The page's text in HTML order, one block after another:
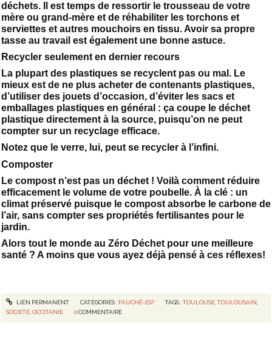
déchets. Il est temps de ressortir le trousseau de votre
mère ou grand-mère et de réhabiliter les torchons et
serviettes et autres mouchoirs en tissu. Avoir sa propre
tasse au travail est également une bonne astuce.
Recycler seulement en dernier recours
La plupart des plastiques se recyclent pas ou mal. Le
mieux est de ne plus acheter de contenants plastiques,
d’utiliser des jouets d’occasion, d’éviter les sacs et
emballages plastiques en général : ça coupe le déchet
plastique directement à la source, puisqu’on ne peut
compter sur un recyclage efficace.
Notez que le verre, lui, peut se recycler à l’infini.
Composter
Le compost n’est pas un déchet ! Voilà comment réduire
efficacement le volume de votre poubelle. À la clé : un
climat préservé puisque le compost absorbe le carbone de
l’air, sans compter ses propriétés fertilisantes pour le
jardin.
Alors tout le monde au Zéro Déchet pour une meilleure
santé ? A moins que vous ayez déjà pensé à ces réflexes!
LIEN PERMANENT CATÉGORIES : FAUCHÉ-ES? TAGS :TOULOUSE,TOULOUSAIN,
SOCIÉTÉ,OCCITANIE 0 COMMENTAIRE